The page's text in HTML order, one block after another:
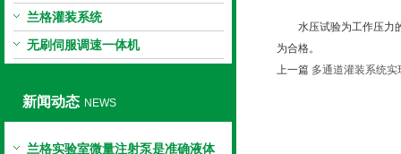
兰格灌装系统
无刷伺服调速一体机
新闻动态 NEWS
兰格实验室微量注射泵是准确液体
水压试验为工作压力的
为合格。
上一篇 多通道灌装系统